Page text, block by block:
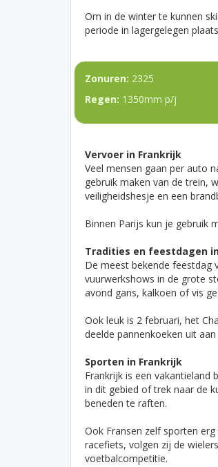
Om in de winter te kunnen
periode in lagergelegen
Zonuren: 2325
Regen: 1350mm p/j
Vervoer in Frankrijk
Veel mensen gaan per auto
gebruik maken van de trein,
veiligheidshesje en een
Binnen Parijs kun je gebruik
Tradities en feestdagen
De meest bekende feestdag
vuurwerkshows in de grote
avond gans, kalkoen of vis
Ook leuk is 2 februari, het
deelde pannenkoeken uit
Sporten in Frankrijk
Frankrijk is een
in dit gebied of trek naar de
beneden te raften.
Ook Fransen zelf sporten
racefiets, volgen zij de
voetbalcompetitie.